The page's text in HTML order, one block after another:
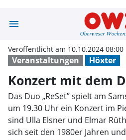
menu
Veranstaltungen Höxter
Veröffentlicht am 10.10.2024 08:00
Konzert mit dem
Das Duo „ReSet” spielt am
um 19.30 Uhr ein Konzert im
sind Ulla Elsner und Elmar
sich seit den 1980er Jahren